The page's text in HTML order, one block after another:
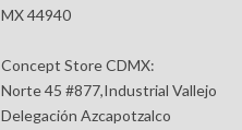
MX 44940
Concept Store CDMX:
Norte 45 #877,Industrial Vallejo
Delegación Azcapotzalco